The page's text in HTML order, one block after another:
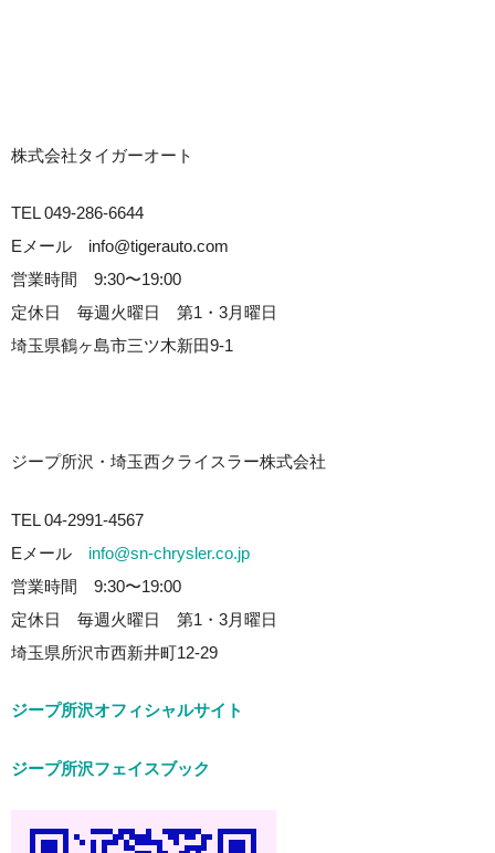
株式会社タイガーオート
TEL 049-286-6644
Eメール info@tigerauto.com
営業時間 9:30〜19:00
定休日 毎週火曜日 第1・3月曜日
埼玉県鶴ヶ島市三ツ木新田9-1
ジープ所沢・埼玉西クライスラー株式会社
TEL 04-2991-4567
Eメール info@sn-chrysler.co.jp
営業時間 9:30〜19:00
定休日 毎週火曜日 第1・3月曜日
埼玉県所沢市西新井町12-29
ジープ所沢オフィシャルサイト
ジープ所沢フェイスブック